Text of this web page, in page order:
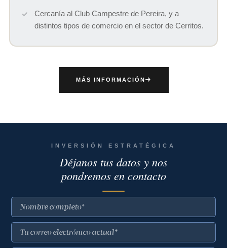
Cercanía al Club Campestre de Pereira, y a
distintos tipos de comercio en el sector de Cerritos.
MÁS INFORMACIÓN
INVERSIÓN ESTRATÉGICA
Déjanos tus datos y nos
pondremos en contacto